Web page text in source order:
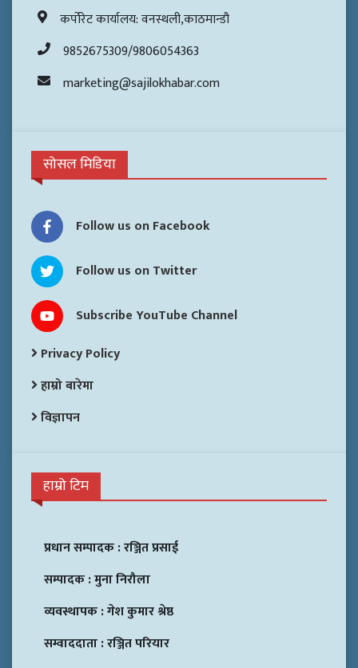
कर्पोरेट कार्यालय: वनस्थली,काठमान्डौ
9852675309/9806054363
marketing@sajilokhabar.com
सोसल मिडिया
Follow us on Facebook
Follow us on Twitter
Subscribe YouTube Channel
Privacy Policy
हाम्रो बारेमा
विज्ञापन
हाम्रो टिम
प्रधान सम्पादक :रञ्जित प्रसाई
सम्पादक :मुना निरौला
व्यवस्थापक :गेश कुमार श्रेष्ठ
सम्वाददाता :रञ्जित परियार